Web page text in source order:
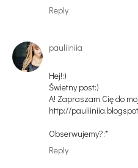
Reply
pauliiniia
Hej!:)
Świetny post:)
A! Zapraszam Cię do
http://
Obserwujemy?:*
Reply